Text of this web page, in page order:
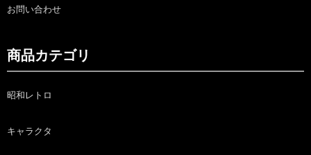
お問い合わせ
商品カテゴリ
昭和レトロ
キャラクタ